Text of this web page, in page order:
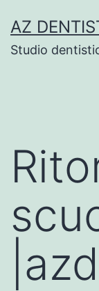
to
content
AZ
Studio